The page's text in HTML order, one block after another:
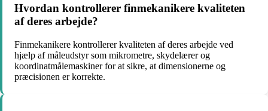
Hvordan kontrollerer finmekanikere kvaliteten
af deres arbejde?
Finmekanikere kontrollerer kvaliteten af deres arbejde ved
hjælp af måleudstyr som mikrometre, skydelærer og
koordinatmålemaskiner for at sikre, at dimensionerne og
præcisionen er korrekte.